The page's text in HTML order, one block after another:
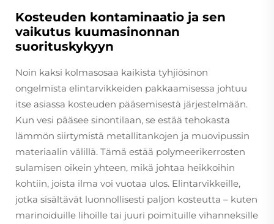
Kosteuden kontaminaatio ja sen
vaikutus kuumasinonnan
suorituskykyyn
Noin kaksi kolmasosaa kaikista tyhjiösinon
ongelmista elintarvikkeiden pakkaamisessa johtuu
itse asiassa kosteuden pääsemisestä järjestelmään.
Kun vesi pääsee sinontilaan, se estää tehokasta
lämmön siirtymistä metallitankojen ja muovipussin
materiaalin välillä. Tämä estää polymeerikerrosten
sulamisen oikein yhteen, mikä johtaa heikkoihin
kohtiin, joista ilma voi vuotaa ulos. Elintarvikkeille,
jotka sisältävät luonnollisesti paljon kosteutta – kuten
marinoiduille lihoille tai juuri poimituille vihanneksille